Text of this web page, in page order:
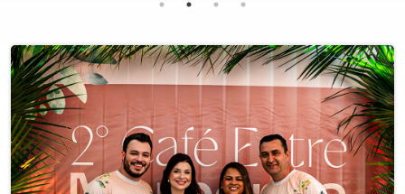
telecomunicações e fundador da empresa Seu
Consultor, que compartilhará estratégias para
aumentar resultados, fortalecer relacionamentos
comerciais e ampliar as oportunidades de
negócios.Para a Secretária Municipal de Turismo e
Desenvolvimento Econômico, Edna Carvalho, a Rede de
Negócios 7B representa mais uma iniciativa da gestão
do Prefeito Ítalo Costa para fortalecer o
empreendedorismo e incentivar o crescimento das